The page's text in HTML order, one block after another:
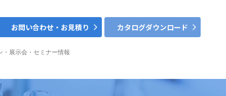
お問い合わせ・お見積り カタログダウンロード
・展示会・セミナー情報